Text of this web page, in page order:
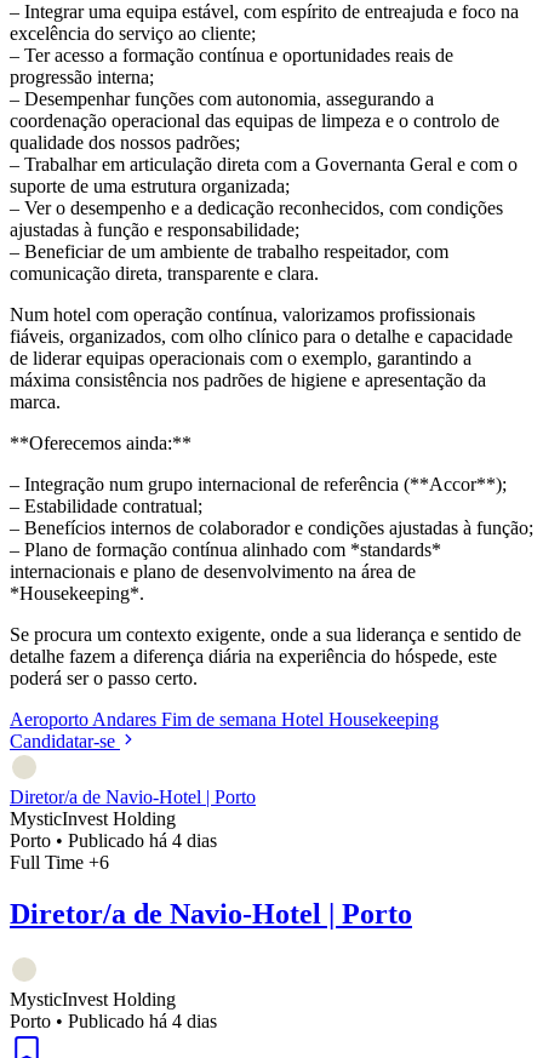
– Integrar uma equipa estável, com espírito de entreajuda e foco na
excelência do serviço ao cliente;
– Ter acesso a formação contínua e oportunidades reais de
progressão interna;
– Desempenhar funções com autonomia, assegurando a
coordenação operacional das equipas de limpeza e o controlo de
qualidade dos nossos padrões;
– Trabalhar em articulação direta com a Governanta Geral e com o
suporte de uma estrutura organizada;
– Ver o desempenho e a dedicação reconhecidos, com condições
ajustadas à função e responsabilidade;
– Beneficiar de um ambiente de trabalho respeitador, com
comunicação direta, transparente e clara.
Num hotel com operação contínua, valorizamos profissionais
fiáveis, organizados, com olho clínico para o detalhe e capacidade
de liderar equipas operacionais com o exemplo, garantindo a
máxima consistência nos padrões de higiene e apresentação da
marca.
**Oferecemos ainda:**
– Integração num grupo internacional de referência (**Accor**);
– Estabilidade contratual;
– Benefícios internos de colaborador e condições ajustadas à função;
– Plano de formação contínua alinhado com *standards*
internacionais e plano de desenvolvimento na área de
*Housekeeping*.
Se procura um contexto exigente, onde a sua liderança e sentido de
detalhe fazem a diferença diária na experiência do hóspede, este
poderá ser o passo certo.
Aeroporto Andares Fim de semana Hotel Housekeeping
Candidatar-se
Diretor/a de Navio-Hotel | Porto
MysticInvest Holding
Porto • Publicado há 4 dias
Full Time +6
Diretor/a de Navio-Hotel | Porto
MysticInvest Holding
Porto • Publicado há 4 dias